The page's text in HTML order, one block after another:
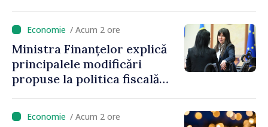
/ Acum 2 ore
Ministra Finanțelor explică
principalele modificări
propuse la politica fiscală
venit
/ Acum 2 ore